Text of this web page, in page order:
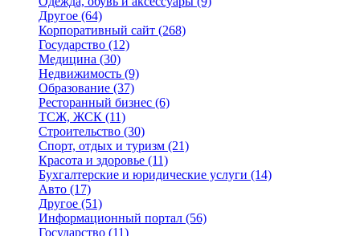
Другое (64)
Корпоративный сайт (268)
Государство (12)
Медицина (30)
Недвижимость (9)
Образование (37)
Ресторанный бизнес (6)
ТСЖ, ЖСК (11)
Строительство (30)
Спорт, отдых и туризм (21)
Красота и здоровье (11)
Бухгалтерские и юридические услуги (14)
Авто (17)
Другое (51)
Информационный портал (56)
Государство (11)